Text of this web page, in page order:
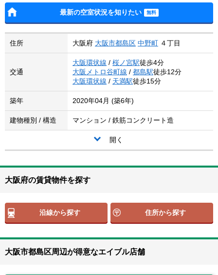
最新の空室状況を知りたい
住所 大阪府 大阪市都島区 中野町 ４丁目
交通
大阪環状線 / 桜ノ宮駅徒歩4分
大阪メトロ谷町線 / 都島駅徒歩12分
大阪環状線 / 天満駅徒歩15分
築年 2020年04月 (築6年)
建物種別 / 構造 マンション / 鉄筋コンクリート造
開く
大阪府の賃貸物件を探す
沿線から探す 住所から探す
大阪市都島区周辺が得意なエイブル店舗